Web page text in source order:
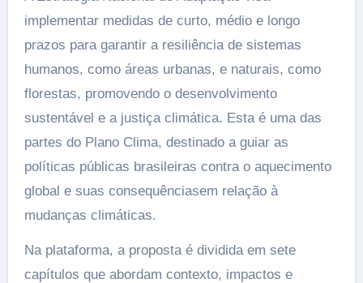
implementar medidas de curto, médio e longo
prazos para garantir a resiliência de sistemas
humanos, como áreas urbanas, e naturais, como
florestas, promovendo o desenvolvimento
sustentável e a justiça climática. Esta é uma das
partes do Plano Clima, destinado a guiar as
políticas públicas brasileiras contra o aquecimento
global e suas consequênciasem relação à
mudanças climáticas.
Na plataforma, a proposta é dividida em sete
capítulos que abordam contexto, impactos e